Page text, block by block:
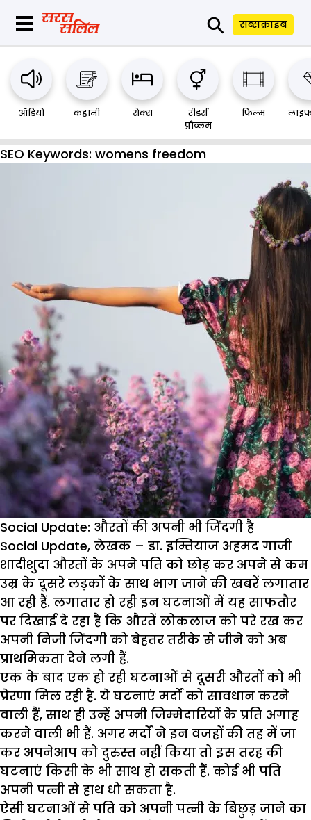
⚲ सब्सक्राइब
ऑडियो कहानी सेक्स
रीडर्स
प्रौब्लम
फिल्म
SEO Keywords: womens freedom
Social Update: औरतों की अपनी भी जिंदगी है
Social Update, लेखक – डा. इम्तियाज अहमद गाजी
शादीशुदा औरतों के अपने पति को छोड़ कर अपने से कम
उम्र के दूसरे लड़कों के साथ भाग जाने की खबरें लगातार
आ रही हैं. लगातार हो रही इन घटनाओं में यह साफतौर
पर दिखाई दे रहा है कि औरतें लोकलाज को परे रख कर
अपनी निजी जिंदगी को बेहतर तरीके से जीने को अब
प्राथमिकता देने लगी हैं.
एक के बाद एक हो रही घटनाओं से दूसरी औरतों को भी
प्रेरणा मिल रही है. ये घटनाएं मर्दों को सावधान करने
वाली हैं, साथ ही उन्हें अपनी जिम्मेदारियों के प्रति अगाह
करने वाली भी हैं. अगर मर्दों ने इन वजहों की तह में जा
कर अपनेआप को दुरुस्त नहीं किया तो इस तरह की
घटनाएं किसी के भी साथ हो सकती हैं. कोई भी पति
अपनी पत्नी से हाथ धो सकता है.
ऐसी घटनाओं से पति को अपनी पत्नी के बिछुड़ जाने का